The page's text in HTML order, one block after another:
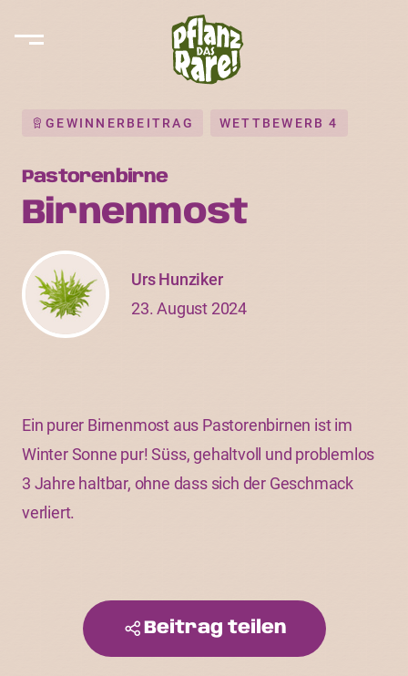
GEWINNERBEITRAG WETTBEWERB 4
Pastorenbirne
Birnenmost
Urs Hunziker
23. August 2024
Ein purer Birnenmost aus Pastorenbirnen ist im
Winter Sonne pur! Süss, gehaltvoll und problemlos
3 Jahre haltbar, ohne dass sich der Geschmack
verliert.
Beitrag teilen